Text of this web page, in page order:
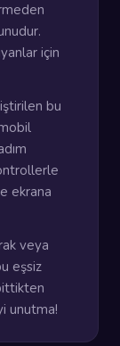
için
bu
ekrana
veya
eşsiz
unutma!